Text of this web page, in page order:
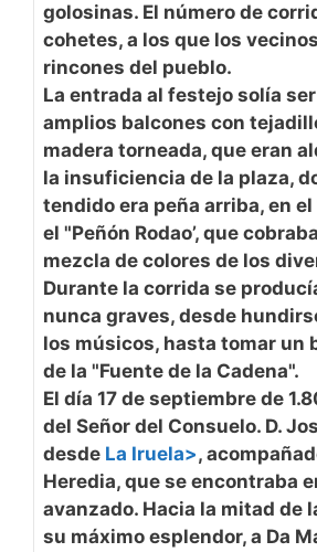
golosinas. El número de
cohetes, a los que los
rincones del pueblo.
La entrada al festejo solía
amplios balcones con
madera torneada, que eran
la insuficiencia de la plaza,
tendido era peña arriba, en
el "Peñón Rodao’, que
mezcla de colores de los
Durante la corrida se
nunca graves, desde
los músicos, hasta tomar un
de la "Fuente de la Cadena".
El día 17 de septiembre de
del Señor del Consuelo. D.
desde La Iruela>,
Heredia, que se encontraba
avanzado. Hacia la mitad de
su máximo esplendor, a Da